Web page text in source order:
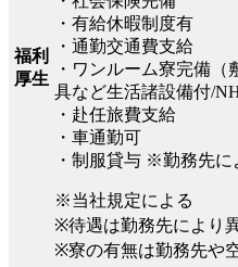
福利
厚生
・有給休暇制度有
・通勤交通費支給
・ワンルーム寮完備
具など生活諸設備付/
・赴任旅費支給
・車通勤可
・制服貸与 ※勤務先に
※当社規定による
※待遇は勤務先により
※寮の有無は勤務先や